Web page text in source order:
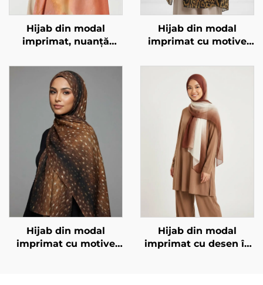
Hijab din modal
imprimat, nuanță
Hijab din modal
imprimat cu motive
leopard
Hijab din modal
imprimat cu motive
Hijab din modal
imprimat cu desen în